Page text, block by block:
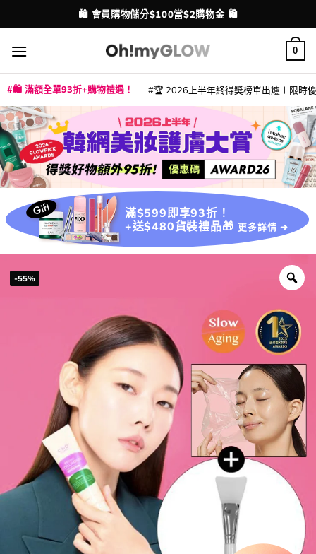
to
content
配送港澳
🛍️ 會員購物儲分$100當$2購物金 🛍️
💳 支援消費券、FPS、八達通、PAYME、信用卡付款
0
🛍️ 滿額全單93折+購物禮遇！ 🏆 2026上半年終得奬榜單出爐＋限時
滿$599即享93折！
+送$480貨裝禮品🎁 更多詳情 ➜
-55%